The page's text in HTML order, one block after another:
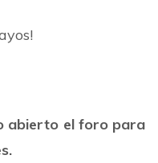
abierto el foro para